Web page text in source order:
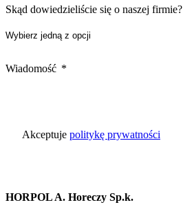
Skąd dowiedzieliście się o naszej firmie?
Wiadomość
Akceptuje politykę prywatności
HORPOL A. Horeczy Sp.k.